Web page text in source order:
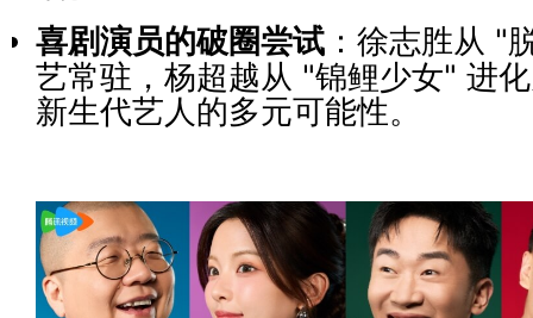
喜剧演员的破圈尝试 ：徐志胜从 "
艺常驻，杨超越从 "锦鲤少女" 进
新生代艺人的多元可能性。